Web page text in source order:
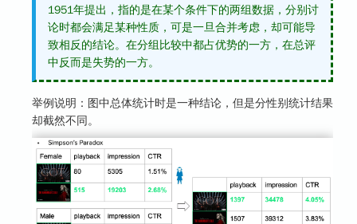
1951年提出，指的是在某个条件下的两组数据，分别讨
论时都会满足某种性质，可是一旦合并考虑，却可能导
致相反的结论。在分组比较中都占优势的一方，在总评
中反而是失势的一方。
举例说明：图中总体统计时是一种结论，但是分性别统计结果
却截然不同。